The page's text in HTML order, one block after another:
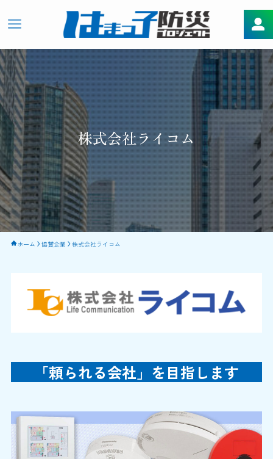
株式会社ライコム
ホーム 協賛企業 株式会社ライコム
「頼られる会社」を目指します